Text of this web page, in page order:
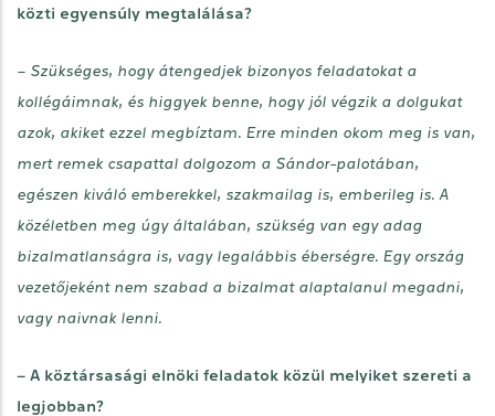
közti egyensúly megtalálása?
– Szükséges, hogy átengedjek bizonyos feladatokat a
kollégáimnak, és higgyek benne, hogy jól végzik a dolgukat
azok, akiket ezzel megbíztam. Erre minden okom meg is van,
mert remek csapattal dolgozom a Sándor-palotában,
egészen kiváló emberekkel, szakmailag is, emberileg is. A
közéletben meg úgy általában, szükség van egy adag
bizalmatlanságra is, vagy legalábbis éberségre. Egy ország
vezetőjeként nem szabad a bizalmat alaptalanul megadni,
vagy naivnak lenni.
– A köztársasági elnöki feladatok közül melyiket szereti a
legjobban?